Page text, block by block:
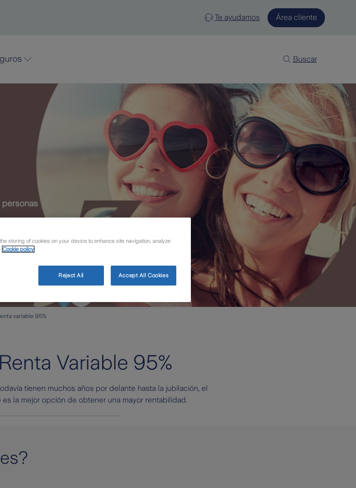
Te ayudamos Área cliente
Buscar
personas
variable 95%
Variable 95%
tienen muchos años por delante hasta la jubilación, el
la mejor opción de obtener una mayor rentabilidad.
storing of cookies on your device to enhance site navigation, analyze
Cookie policy
Reject All Accept All Cookies